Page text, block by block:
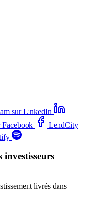
sur LinkedIn
LendCity
investisseurs
livrés dans